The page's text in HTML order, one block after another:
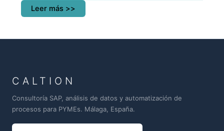
Leer más >>
CALTION
Consultoría SAP, análisis de datos y automatización de
procesos para PYMEs. Málaga, España.